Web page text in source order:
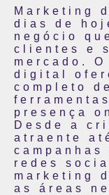
Marketing
dias de
negócio
clientes e
mercado.
digital
completo
presença
Desde a
atraente
redes
marketing
as áreas